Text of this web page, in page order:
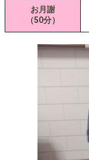
お月謝
（50分）